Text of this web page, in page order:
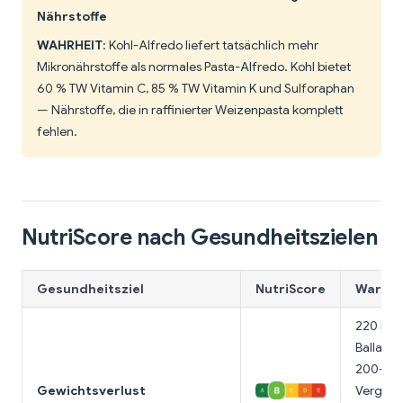
Nährstoffe
WAHRHEIT: Kohl-Alfredo liefert tatsächlich mehr
Mikronährstoffe als normales Pasta-Alfredo. Kohl bietet
60 % TW Vitamin C, 85 % TW Vitamin K und Sulforaphan
— Nährstoffe, die in raffinierter Weizenpasta komplett
fehlen.
NutriScore nach Gesundheitszielen
Gesundheitsziel NutriScore
Gewichtsverlust
220
200-